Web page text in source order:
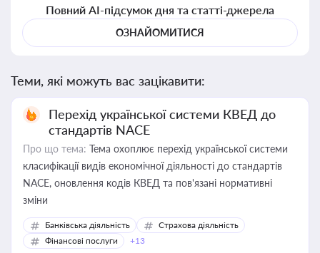
Повний AI-підсумок дня та статті-джерела
ОЗНАЙОМИТИСЯ
Теми, які можуть вас зацікавити:
Перехід української системи КВЕД до
стандартів NACE
Про що тема: Тема охоплює перехід української системи
класифікації видів економічної діяльності до стандартів
NACE, оновлення кодів КВЕД та пов'язані нормативні
зміни
Банківська діяльність
Страхова діяльність
Фінансові послуги
+13